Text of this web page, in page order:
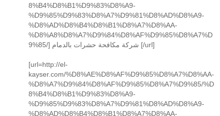
8%B4%D8%B1%D9%83%D8%A9-
%D9%85%D9%83%D8%A7%D9%81%D8%AD%D8%A9-
%D8%AD%D8%B4%D8%B1%D8%A7%D8%AA-
%D8%A8%D8%A7%D9%84%D8%AF%D9%85%D8%A7%D
9%85/] شركة مكافحة حشرات بالدمام [/url]
[url=http://el-
kayser.com/%D8%AE%D8%AF%D9%85%D8%A7%D8%AA-
%D8%A7%D9%84%D8%AF%D9%85%D8%A7%D9%85/%D
8%B4%D8%B1%D9%83%D8%A9-
%D9%85%D9%83%D8%A7%D9%81%D8%AD%D8%A9-
%D8%AD%D8%B4%D8%B1%D8%A7%D8%AA-